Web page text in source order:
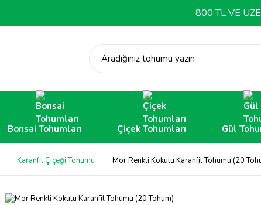
800 TL VE
Aradığınız tohumu yazın
Bonsai Tohumları Çiçek Tohumları Gül
Karanfil Çiçeği Tohumu Mor Renkli Kokulu Karanfil Tohumu (20